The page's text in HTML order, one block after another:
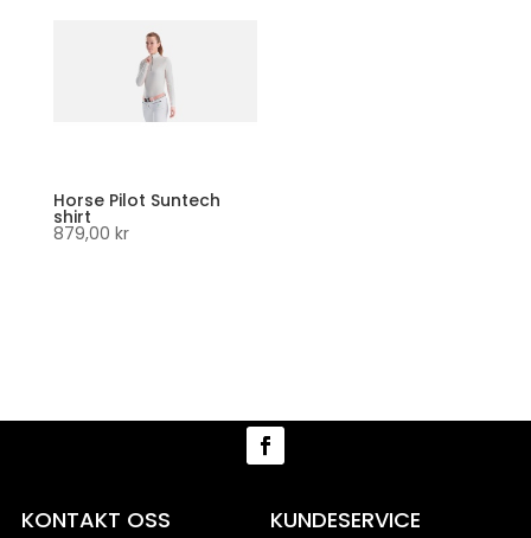
Horse Pilot Suntech
shirt
879,00 kr
KONTAKT OSS KUNDESERVICE